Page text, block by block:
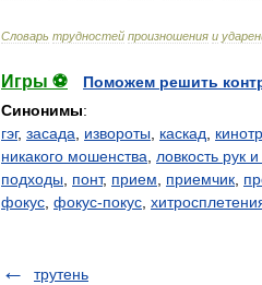
Словарь трудностей произношения и
Игры ⚽
Поможем решить
Синонимы:
гэг, засада извороты каскад
никакого мошенства
ловкость рук
подходы
понт, прием приемчик
фокус фокус-покус
трутень